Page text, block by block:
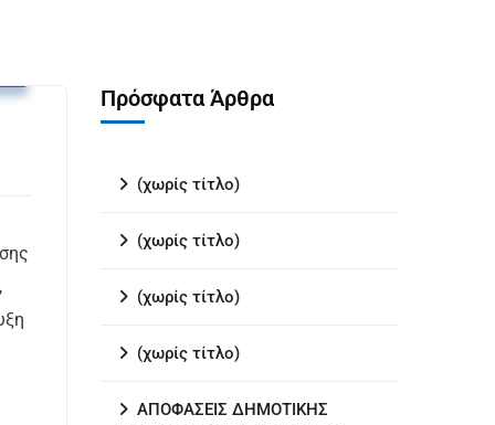
Πρόσφατα Άρθρα
(χωρίς τίτλο)
(χωρίς τίτλο)
(χωρίς τίτλο)
(χωρίς τίτλο)
ΑΠΟΦΑΣΕΙΣ ΔΗΜΟΤΙΚΗΣ